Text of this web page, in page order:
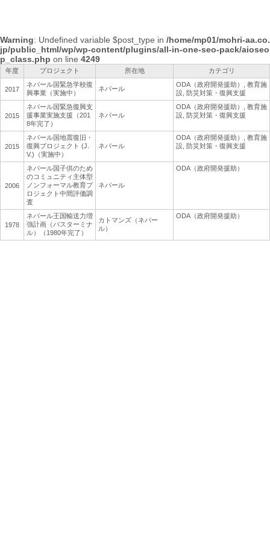
Warning: Undefined variable $post_type in /home/mp01/mohri-aa.co.
jp/public_html/wp/wp-content/plugins/all-in-one-seo-pack/aioseo
p_class.php on line 4249
年度 プロジェクト 所在地 カテゴリ
2017
ネパール国緊急学校復
興事業（実施中）
ネパール
ODA（政府開発援助）, 教育施
設, 防災対策・復興支援
2015
ネパール国緊急復興支
援事業実施支援（201
8年完了）
ネパール
ODA（政府開発援助）, 教育施
設, 防災対策・復興支援
2015
ネパール国地震復旧・
復興プロジェクト (J.
V.)（実施中）
ネパール
ODA（政府開発援助）, 教育施
設, 防災対策・復興支援
2006
ネパール国子供のため
のコミュニティ主体型
ノンフォーマル教育プ
ロジェクト中間評価調
査
ネパール
ODA（政府開発援助）
1978
ネパール王国輸送力増
強計画（バスターミナ
ル）（1980年完了）
カトマンズ（ネパー
ル）
ODA（政府開発援助）